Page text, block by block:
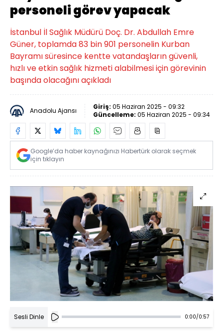
personeli görev yapacak
İstanbul İl Sağlık Müdürü Doç. Dr. Abdullah Emre
Güner, toplamda 83 bin 901 personelin Kurban
Bayramı süresince kentte vatandaşların güvenli,
hızlı ve etkin sağlık hizmeti alabilmesi için görevinin
başında olacağını açıkladı
Anadolu Ajansı Giriş: 05 Haziran 2025 - 09:32
Güncelleme: 05 Haziran 2025 - 09:34
Google’da haber kaynağınızı Habertürk olarak seçmek
için tıklayın
Sesli Dinle 0:00/0:57